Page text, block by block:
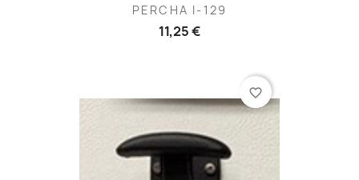
PERCHA I-129
11,25 €
favorite_border